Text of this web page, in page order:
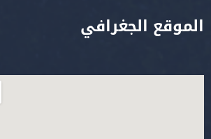
الموقع الجغرافي